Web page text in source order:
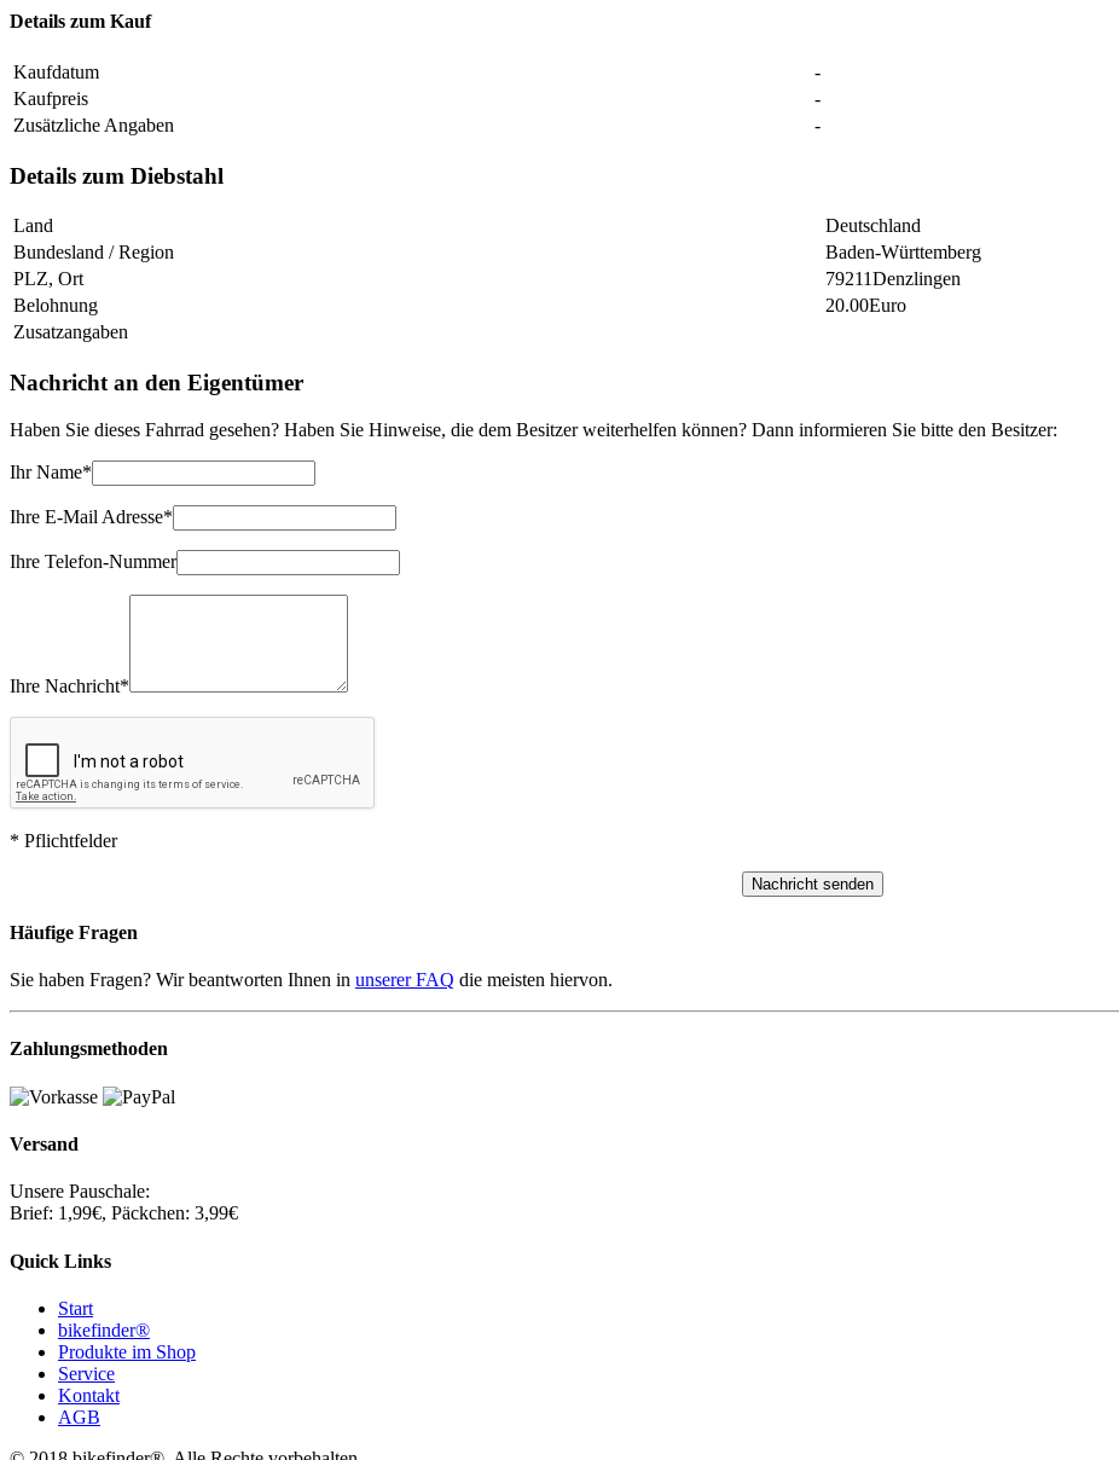
Details zum Kauf
Kaufdatum
-
Kaufpreis
-
Zusätzliche Angaben
-
Details zum Diebstahl
Land
Deutschland
Bundesland / Region
Baden-Württemberg
PLZ, Ort
79211Denzlingen
Belohnung
20.00Euro
Zusatzangaben
Nachricht an den Eigentümer
Haben Sie dieses Fahrrad gesehen? Haben Sie Hinweise, die dem Besitzer weiterhelfen können? Dann informieren Sie bitte den Besitzer:
Ihr Name*
Ihre E-Mail Adresse*
Ihre Telefon-Nummer
Ihre Nachricht*
* Pflichtfelder
Häufige Fragen
Sie haben Fragen? Wir beantworten Ihnen in unserer FAQ die meisten hiervon.
Zahlungsmethoden
Versand
Unsere Pauschale:
Brief: 1,99€, Päckchen: 3,99€
Quick Links
Start
bikefinder®
Produkte im Shop
Service
Kontakt
AGB